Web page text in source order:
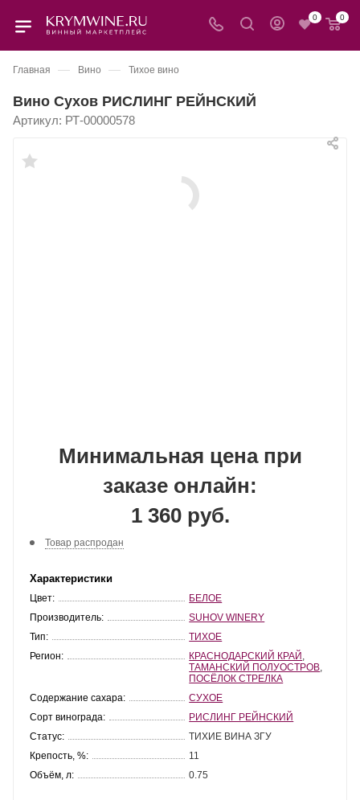
0 0
Главная — Вино — Тихое вино
Вино Сухов РИСЛИНГ РЕЙНСКИЙ
Артикул: РТ-00000578
Минимальная цена при
заказе онлайн:
1 360 руб.
Товар распродан
Характеристики
Цвет:
БЕЛОЕ
Производитель:
SUHOV WINERY
Тип:
ТИХОЕ
Регион:
КРАСНОДАРСКИЙ КРАЙ
ТАМАНСКИЙ ПОЛУОСТРОВ
ПОСЁЛОК СТРЕЛКА
Содержание сахара:
СУХОЕ
Сорт винограда:
РИСЛИНГ РЕЙНСКИЙ
Статус:
ТИХИЕ ВИНА ЗГУ
Крепость, %:
11
Объём, л:
0.75